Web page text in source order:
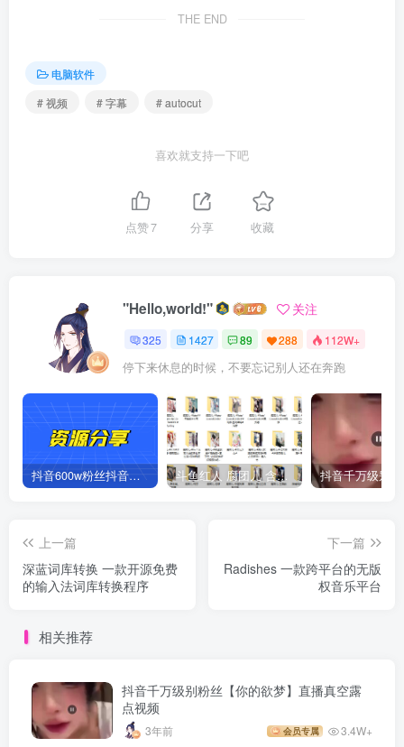
THE END
电脑软件
# 视频
# 字幕 # autocut
喜欢就支持一下吧
点赞7 分享 收藏
"Hello,world!" 关注
325 1427 89 288 112W+
停下来休息的时候，不要忘记别人还在奔跑
抖音600w粉丝抖音网红痞幼一手资料 877P 500M 含私拍 斗鱼红人 腐团儿 含付费 大尺写真 32套
上一篇
深蓝词库转换 一款开源免费
的输入法词库转换程序
下一篇
Radishes 一款跨平台的无版
权音乐平台
相关推荐
抖音千万级别粉丝【你的欲梦】直播真空露
点视频
3年前 会员专属 3.4W+